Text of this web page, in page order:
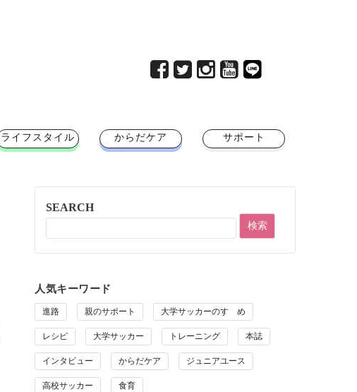
ライフスタイル からだケア サポート
SEARCH
人気キーワード
進路 親のサポート 大学サッカーのすゝめ
レシピ 大学サッカー トレーニング 本誌
インタビュー からだケア ジュニアユース
高校サッカー 食育